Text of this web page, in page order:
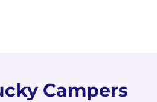
Campers